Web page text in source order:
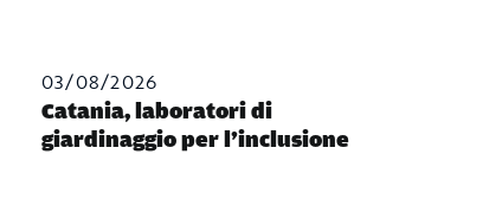
03/08/2026
Catania, laboratori di
giardinaggio per l’inclusione